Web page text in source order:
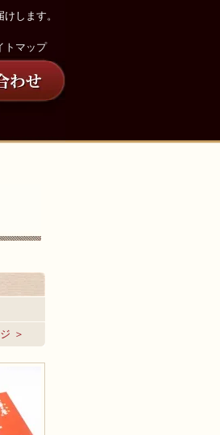
します。
トマップ
＞